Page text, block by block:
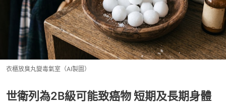
衣櫃放臭丸變毒氣室（AI製圖）
世衛列為2B級可能致癌物 短期及長期身體